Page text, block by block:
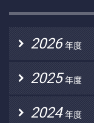
2026 年度
2025 年度
2024 年度